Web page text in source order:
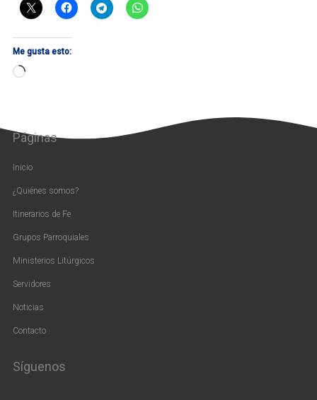
Me gusta esto:
Cargando...
Páginas
Inicio
¿Quiénes somos?
Itinerarios de Fe
Grupos Parroquiales
Ministerios Litúrgicos
Servidores
Noticias
Contacto
Síguenos